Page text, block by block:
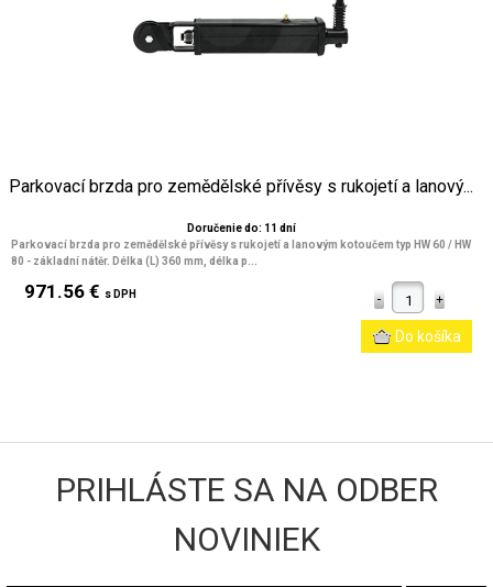
Parkovací brzda pro zemědělské přívěsy s rukojetí a lanový...
Doručenie do: 11 dní
Parkovací brzda pro zemědělské přívěsy s rukojetí a lanovým kotoučem typ HW 60 / HW
80 - základní nátěr. Délka (L) 360 mm, délka p...
971.56 € s DPH
PRIHLÁSTE SA NA ODBER
NOVINIEK